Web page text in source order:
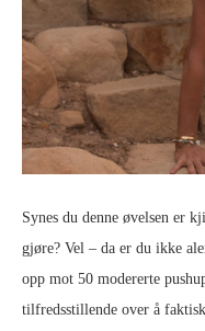
Synes du denne øvelsen er
gjøre? Vel – da er du ikke
opp mot 50 modererte
tilfredsstillende over å